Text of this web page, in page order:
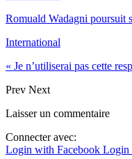
Romuald Wadagni poursuit
International
« Je n’utiliserai pas cette
Prev Next
Laisser un commentaire
Connecter avec:
Login with Facebook Login